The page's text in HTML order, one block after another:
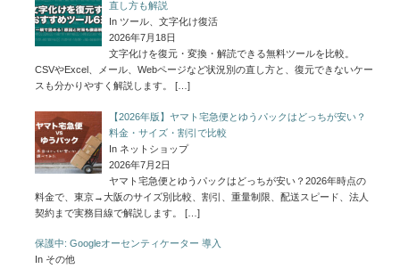
直し方も解説
In ツール、文字化け復活
2026年7月18日
文字化けを復元・変換・解読できる無料ツールを比較。
CSVやExcel、メール、Webページなど状況別の直し方と、復元できないケー
スも分かりやすく解説します。
[…]
【2026年版】ヤマト宅急便とゆうパックはどっちが安い？
料金・サイズ・割引で比較
In ネットショップ
2026年7月2日
ヤマト宅急便とゆうパックはどっちが安い？2026年時点の
料金で、東京→大阪のサイズ別比較、割引、重量制限、配送スピード、法人
契約まで実務目線で解説します。
[…]
保護中: Googleオーセンティケーター 導入
In その他